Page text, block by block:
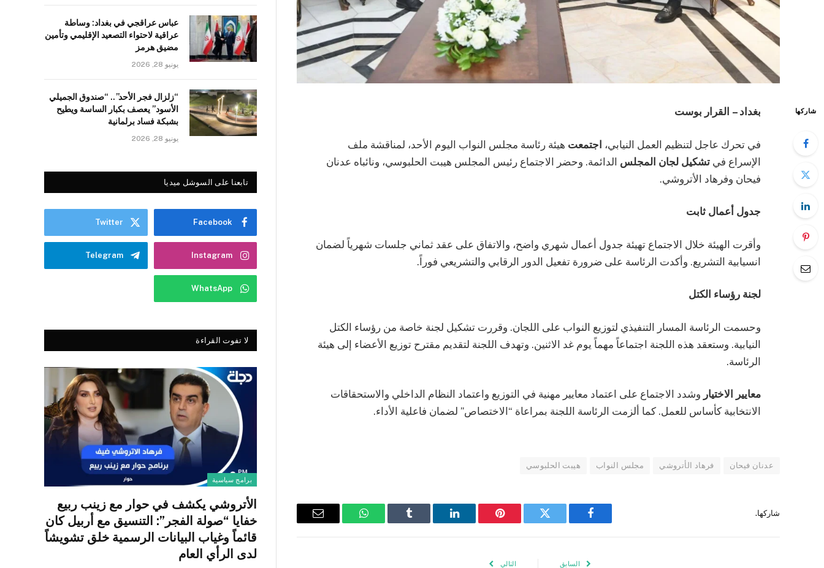
شاركها بغداد – القرار بوست
في تحرك عاجل لتنظيم العمل النيابي، اجتمعت هيئة رئاسة مجلس النواب اليوم الأحد، لمناقشة ملف
الإسراع في تشكيل لجان المجلس الدائمة. وحضر الاجتماع رئيس المجلس هيبت الحلبوسي، ونائباه عدنان
فيحان وفرهاد الأتروشي.
جدول أعمال ثابت
وأقرت الهيئة خلال الاجتماع تهيئة جدول أعمال شهري واضح، والاتفاق على عقد ثماني جلسات شهرياً لضمان
انسيابية التشريع. وأكدت الرئاسة على ضرورة تفعيل الدور الرقابي والتشريعي فوراً.
لجنة رؤساء الكتل
وحسمت الرئاسة المسار التنفيذي لتوزيع النواب على اللجان. وقررت تشكيل لجنة خاصة من رؤساء الكتل
النيابية. وستعقد هذه اللجنة اجتماعاً مهماً يوم غد الاثنين. وتهدف اللجنة لتقديم مقترح توزيع الأعضاء إلى هيئة
الرئاسة.
معايير الاختيار وشدد الاجتماع على اعتماد معايير مهنية في التوزيع واعتماد النظام الداخلي والاستحقاقات
الانتخابية كأساس للعمل. كما ألزمت الرئاسة اللجنة بمراعاة “الاختصاص” لضمان فاعلية الأداء.
عدنان فيحان فرهاد الأتروشي مجلس النواب هيبت الحلبوسي
شاركها.
فيسبوك تويتر بينتيريستلينكدإن Tumblr واتساب
البريد
السابق التالي
عباس عراقجي في بغداد: وساطة
عراقية لاحتواء التصعيد الإقليمي وتأمين
مضيق هرمز
يونيو 28, 2026
“زلزال فجر الأحد”.. “صندوق الجميلي
الأسود” يعصف بكبار الساسة ويطيح
بشبكة فساد برلمانية
يونيو 28, 2026
تابعنا على السوشل ميديا
Facebook
Twitter
Instagram
Telegram
WhatsApp
لا تفوت القراءة
برامج سياسية
الأتروشي يكشف في حوار مع زينب ربيع
خفايا “صولة الفجر”: التنسيق مع أربيل كان
قائماً وغياب البيانات الرسمية خلق تشويشاً
لدى الرأي العام